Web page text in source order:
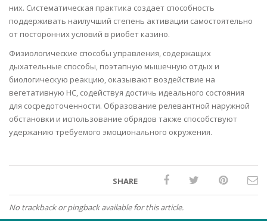
них. Систематическая практика создает способность
поддерживать наилучший степень активации самостоятельно
от посторонних условий в риобет казино.
Физиологические способы управления, содержащих
дыхательные способы, поэтапную мышечную отдых и
биологическую реакцию, оказывают воздействие на
вегетативную НС, содействуя достичь идеального состояния
для сосредоточенности. Образование релевантной наружной
обстановки и использование обрядов также способствуют
удержанию требуемого эмоционального окружения.
SHARE
No trackback or pingback available for this article.